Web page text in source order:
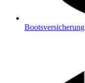
Bootsversicherung